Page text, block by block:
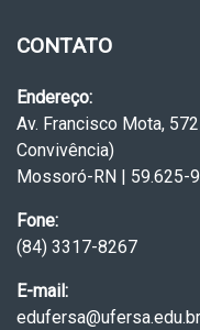
CONTATO
Endereço:
Av. Francisco Mota,
Convivência)
Mossoró-RN | 59.625-
Fone:
(84) 3317-8267
E-mail:
edufersa@ufersa.edu.br